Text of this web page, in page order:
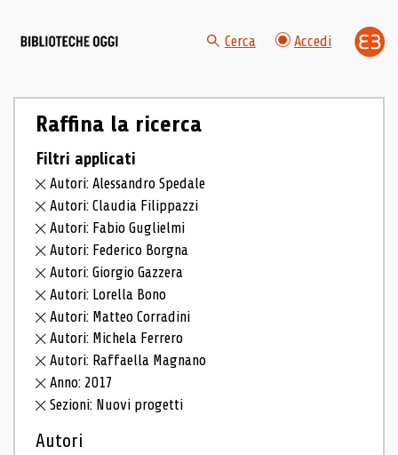
Cerca Accedi
Raffina la ricerca
Filtri applicati
Autori: Alessandro Spedale
Autori: Claudia Filippazzi
Autori: Fabio Guglielmi
Autori: Federico Borgna
Autori: Giorgio Gazzera
Autori: Lorella Bono
Autori: Matteo Corradini
Autori: Michela Ferrero
Autori: Raffaella Magnano
Anno: 2017
Sezioni: Nuovi progetti
Autori